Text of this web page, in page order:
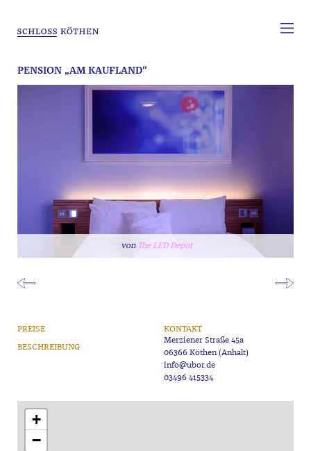
PENSION „AM KAUFLAND“
The LED Depot
PREISE
BESCHREIBUNG
KONTAKT
Merziener Straße 45a
info@ubor.de
03496 415334
+
−